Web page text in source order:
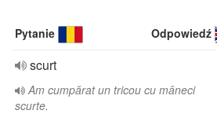
Pytanie Odpowiedź
scurt
Am cumpărat un tricou cu mâneci
scurte.